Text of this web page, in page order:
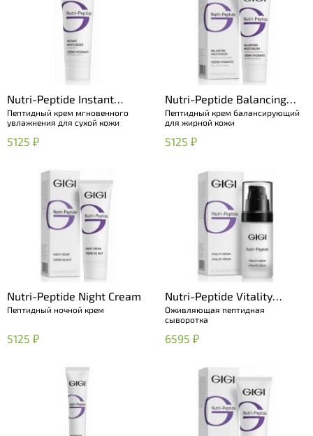
Nutri-Peptide Instant
Moisturizer for DRY skin
Пептидный крем мгновенного
увлажнения для сухой кожи
5125 ₽
Nutri-Peptide Balancing
Moisturizer OILY Skin
Пептидный крем балансирующий
для жирной кожи
5125 ₽
Nutri-Peptide Night Cream
Пептидный ночной крем
5125 ₽
Nutri-Peptide Vitality
Serum
Оживляющая пептидная
сыворотка
6595 ₽